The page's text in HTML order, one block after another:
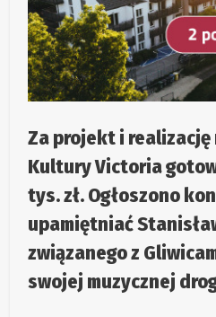
Za projekt i realizację
Kultury Victoria
tys. zł. Ogłoszono
upamiętniać
związanego z
swojej muzycznej